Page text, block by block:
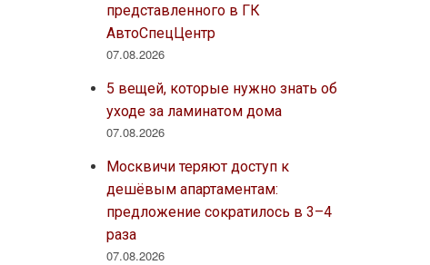
представленного в ГК
АвтоСпецЦентр
07.08.2026
5 вещей, которые нужно знать об
уходе за ламинатом дома
07.08.2026
Москвичи теряют доступ к
дешёвым апартаментам:
предложение сократилось в 3–4
раза
07.08.2026